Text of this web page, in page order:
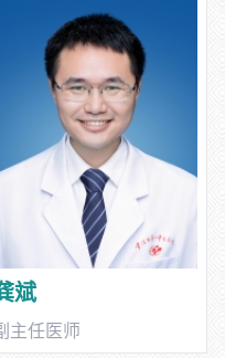
斌
主任医师